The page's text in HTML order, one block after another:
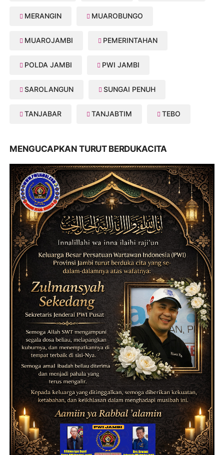
MERANGIN MUAROBUNGO
MUAROJAMBI PEMERINTAHAN
POLDA JAMBI PWI JAMBI
SAROLANGUN SUNGAI PENUH
TANJABAR TANJABTIM TEBO
MENGUCAPKAN TURUT BERDUKACITA